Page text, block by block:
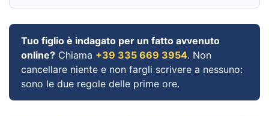
Tuo figlio è indagato per un fatto avvenuto
online? Chiama +39 335 669 3954. Non
cancellare niente e non fargli scrivere a nessuno:
sono le due regole delle prime ore.